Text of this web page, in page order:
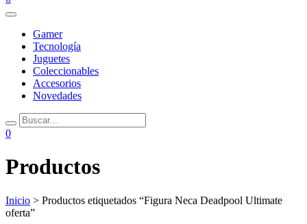
Gamer
Tecnología
Juguetes
Coleccionables
Accesorios
Novedades
0
Productos
Inicio > Productos etiquetados “Figura Neca Deadpool Ultimate
oferta”